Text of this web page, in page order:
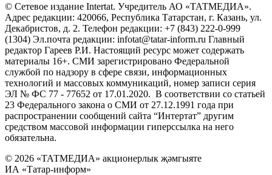
© Сетевое издание Intertat. Учредитель АО «ТАТМЕДИА».
Адрес редакции: 420066, Республика Татарстан, г. Казань, ул.
Декабристов, д. 2. Телефон редакции: +7 (843) 222-0-999
(1304) Эл.почта редакции: infotat@tatar-inform.ru Главный
редактор Гареев Р.И. Настоящий ресурс может содержать
материалы 16+. СМИ зарегистрировано Федеральной
службой по надзору в сфере связи, информационных
технологий и массовых коммуникаций, номер записи серия
ЭЛ № ФС 77 - 77652 от 17.01.2020. В соответствии со статьей
23 Федерального закона о СМИ от 27.12.1991 года при
распространении сообщений сайта “Интертат” другим
средством массовой информации гиперссылка на него
обязательна.
© 2026 «ТАТМЕДИА» акционерлык җәмгыяте
ИА «Татар-информ»